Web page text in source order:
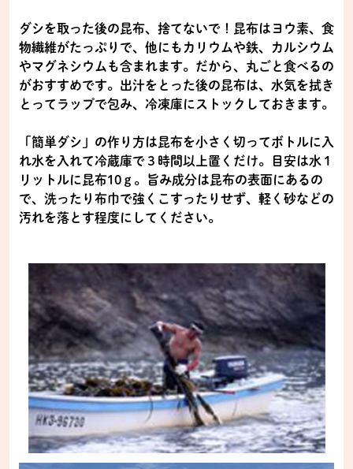
ダシを取った後の昆布、捨てないで！昆布はヨウ素、食
物繊維がたっぷりで、他にもカリウムや鉄、カルシウム
やマグネシウムも含まれます。だから、丸ごと食べるの
がおすすめです。出汁をとった後の昆布は、水気を拭き
とってラップで包み、冷凍庫にストックしておきます。
「簡単ダシ」の作り方は昆布を小さく切ってボトルに入
れ水を入れて冷蔵庫で３時間以上置くだけ。目安は水１
リットルに昆布10ｇ。旨み成分は昆布の表面にあるの
で、洗ったり布巾で強くこすったりせず、軽く砂などの
汚れを落とす程度にしてください。